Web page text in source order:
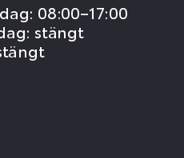
08:00–17:00
stängt